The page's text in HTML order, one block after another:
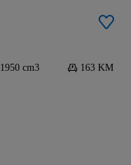
1950 cm3
163 KM